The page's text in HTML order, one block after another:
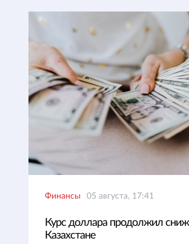
Финансы 05 августа, 17:41
Курс доллара продолжил
Казахстане